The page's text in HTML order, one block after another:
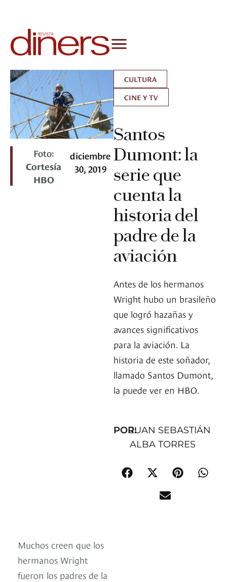
Foto:
Cortesía
HBO
diciembre
30, 2019
CULTURA
CINE Y TV
Santos
Dumont: la
serie que
cuenta la
historia del
padre de la
aviación
Antes de los hermanos
Wright hubo un brasileño
que logró hazañas y
avances significativos
para la aviación. La
historia de este soñador,
llamado Santos Dumont,
la puede ver en HBO.
POR:JUAN SEBASTIÁN
ALBA TORRES
Muchos creen que los
hermanos Wright
fueron los padres de la